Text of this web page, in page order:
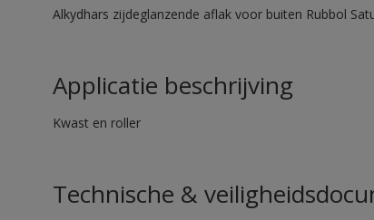
Alkydhars zijdeglanzende aflak voor buiten Rubbol
Applicatie beschrijving
Kwast en roller
Technische &